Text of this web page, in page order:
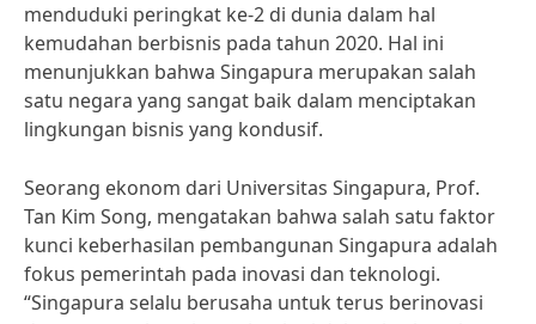
menduduki peringkat ke-2 di dunia dalam hal
kemudahan berbisnis pada tahun 2020. Hal ini
menunjukkan bahwa Singapura merupakan salah
satu negara yang sangat baik dalam menciptakan
lingkungan bisnis yang kondusif.
Seorang ekonom dari Universitas Singapura, Prof.
Tan Kim Song, mengatakan bahwa salah satu faktor
kunci keberhasilan pembangunan Singapura adalah
fokus pemerintah pada inovasi dan teknologi.
“Singapura selalu berusaha untuk terus berinovasi